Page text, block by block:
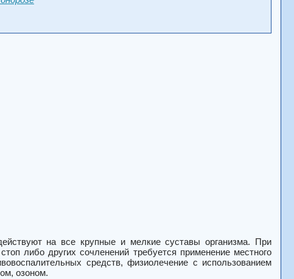
на все крупные и мелкие суставы организма. При
либо других сочленений требуется применение местного
средств, физиолечение с использованием
озоном.